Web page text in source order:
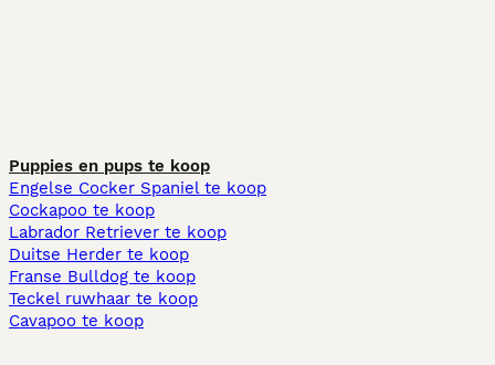
Puppies en pups te koop
Engelse Cocker Spaniel te koop
Cockapoo te koop
Labrador Retriever te koop
Duitse Herder te koop
Franse Bulldog te koop
Teckel ruwhaar te koop
Cavapoo te koop